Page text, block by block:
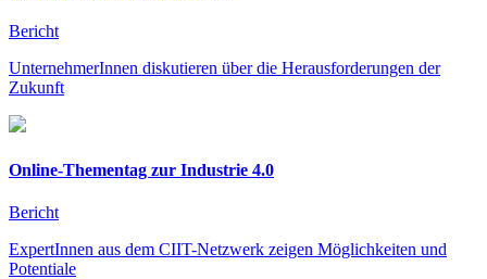
Bericht
UnternehmerInnen diskutieren über die Herausforderungen der
Zukunft
Online-Thementag zur Industrie 4.0
Bericht
ExpertInnen aus dem CIIT-Netzwerk zeigen Möglichkeiten und
Potentiale